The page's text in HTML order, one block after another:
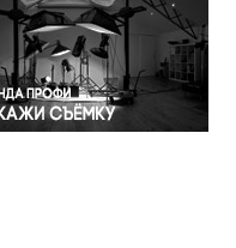
Спорт
Экология
Экономика и бизнес